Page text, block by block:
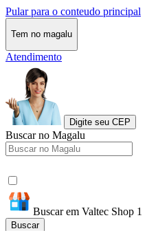
Pular para o conteudo principal
Tem no magalu
Atendimento
Digite seu CEP
Buscar no Magalu
Buscar em Valtec Shop 1
Buscar